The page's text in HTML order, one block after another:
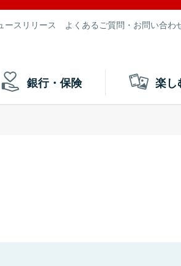
ースリリース よくあるご質問・お問い合わ
銀行・保険 楽し